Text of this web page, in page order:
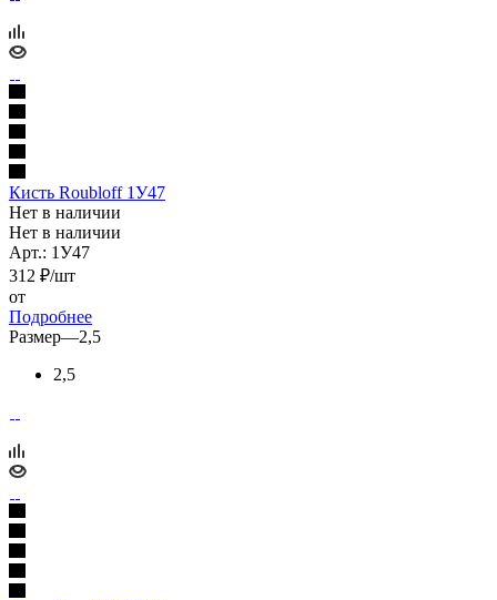
Кисть Roubloff 1У47
Нет в наличии
Нет в наличии
Арт.: 1У47
312 ₽/шт
от
Подробнее
Размер—2,5
2,5